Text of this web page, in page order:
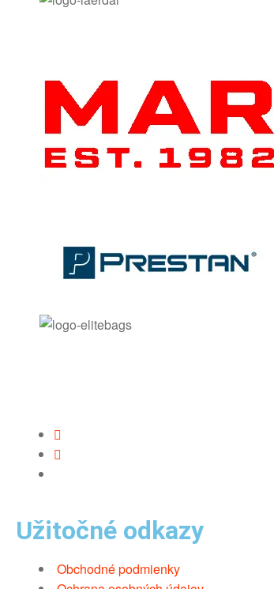
Užitočné odkazy
Obchodné podmienky